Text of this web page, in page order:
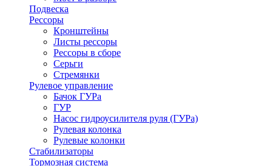
Подвеска
Рессоры
Кронштейны
Листы рессоры
Рессоры в сборе
Серьги
Стремянки
Рулевое управление
Бачок ГУРа
ГУР
Насос гидроусилителя руля (ГУРа)
Рулевая колонка
Рулевые колонки
Стабилизаторы
Тормозная система